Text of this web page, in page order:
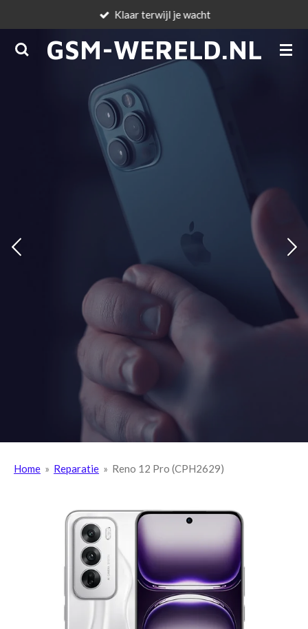
naar
GSM-WERELD.NL
Klaar terwijl je wacht
Home » Reparatie » Reno 12 Pro (CPH2629)